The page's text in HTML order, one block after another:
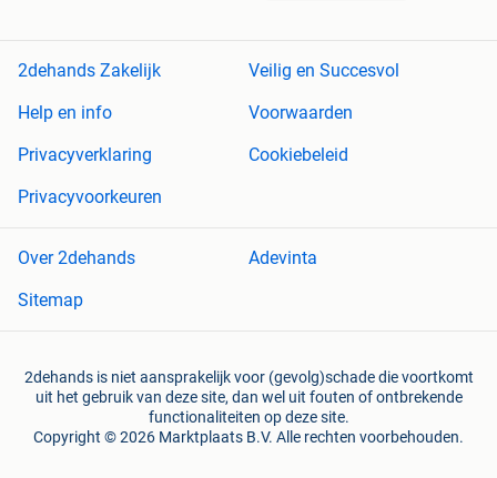
2dehands Zakelijk
Veilig en Succesvol
Help en info
Voorwaarden
Privacyverklaring
Cookiebeleid
Privacyvoorkeuren
Over 2dehands
Adevinta
Sitemap
2dehands is niet aansprakelijk voor (gevolg)schade die voortkomt
uit het gebruik van deze site, dan wel uit fouten of ontbrekende
functionaliteiten op deze site.
Copyright © 2026 Marktplaats B.V. Alle rechten voorbehouden.